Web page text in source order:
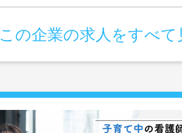
この企業の求人をすべて